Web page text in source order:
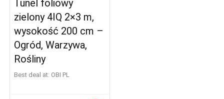
Tunel foliowy
zielony 4IQ 2×3 m,
wysokość 200 cm –
Ogród, Warzywa,
Rośliny
Best deal at: OBI PL